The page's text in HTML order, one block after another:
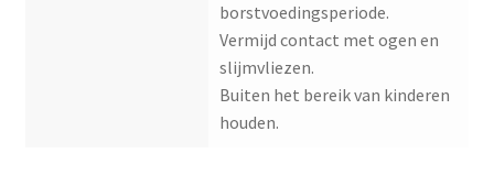
borstvoedingsperiode.
Vermijd contact met ogen en
slijmvliezen.
Buiten het bereik van kinderen
houden.